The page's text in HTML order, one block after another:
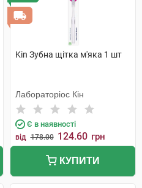
Kin Зубна щітка м'яка 1 шт
Лабораторіос Кін
Є в наявності
від 178.00 124.60 грн
КУПИТИ